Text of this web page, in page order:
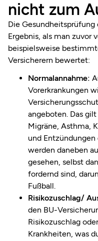
nicht zum
Die
Ergebnis, als man zuvor
beispielsweise
Versicherern bewertet:
Normalannahme:
Vorerkrankungen
angeboten. Das
Migräne, Asthma,
und
werden daneben
gesehen, selbst
fordernd sind,
Fußball.
Risikozuschlag/
den BU-
Risikozuschlag
Krankheiten, was